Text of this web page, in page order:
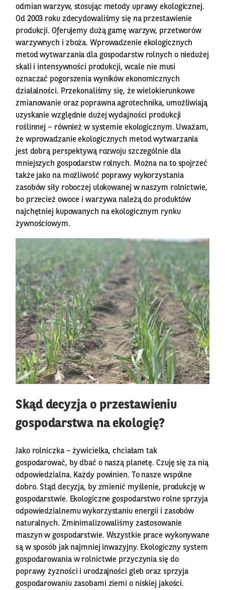
odmian warzyw, stosując metody uprawy ekologicznej.
Od 2003 roku zdecydowaliśmy się na przestawienie
produkcji. Oferujemy dużą gamę warzyw, przetworów
warzywnych i zboża. Wprowadzenie ekologicznych
metod wytwarzania dla gospodarstw rolnych o niedużej
skali i intensywności produkcji, wcale nie musi
oznaczać pogorszenia wyników ekonomicznych
działalności. Przekonaliśmy się, że wielokierunkowe
zmianowanie oraz poprawna agrotechnika, umożliwiają
uzyskanie względnie dużej wydajności produkcji
roślinnej – również w systemie ekologicznym. Uważam,
że wprowadzanie ekologicznych metod wytwarzania
jest dobrą perspektywą rozwoju szczególnie dla
mniejszych gospodarstw rolnych. Można na to spojrzeć
także jako na możliwość poprawy wykorzystania
zasobów siły roboczej ulokowanej w naszym rolnictwie,
bo przecież owoce i warzywa należą do produktów
najchętniej kupowanych na ekologicznym rynku
żywnościowym.
Skąd decyzja o przestawieniu
gospodarstwa na ekologię?
Jako rolniczka – żywicielka, chciałam tak
gospodarować, by dbać o naszą planetę. Czuję się za nią
odpowiedzialna. Każdy powinien. To nasze wspólne
dobro. Stąd decyzja, by zmienić myślenie, produkcję w
gospodarstwie. Ekologiczne gospodarstwo rolne sprzyja
odpowiedzialnemu wykorzystaniu energii i zasobów
naturalnych. Zminimalizowaliśmy zastosowanie
maszyn w gospodarstwie. Wszystkie prace wykonywane
są w sposób jak najmniej inwazyjny. Ekologiczny system
gospodarowania w rolnictwie przyczynia się do
poprawy żyzności i urodzajności gleb oraz sprzyja
gospodarowaniu zasobami ziemi o niskiej jakości.